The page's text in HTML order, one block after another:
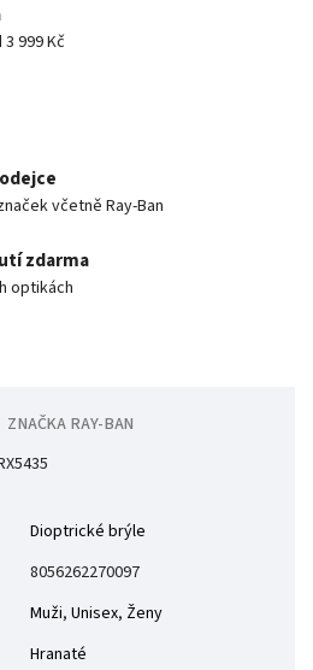
999 Kč
včetně Ray-Ban
zdarma
optikách
ZNAČKA RAY-BAN
Dioptrické brýle
8056262270097
Muži, Unisex, Ženy
Hranaté